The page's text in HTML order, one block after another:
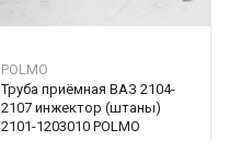
POLMO
Труба приёмная ВАЗ 2104-
2107 инжектор (штаны)
2101-1203010 POLMO